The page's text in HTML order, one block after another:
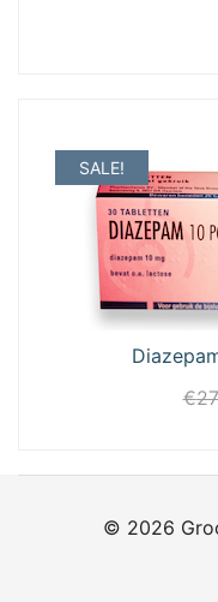
SALE!
€
© 2026